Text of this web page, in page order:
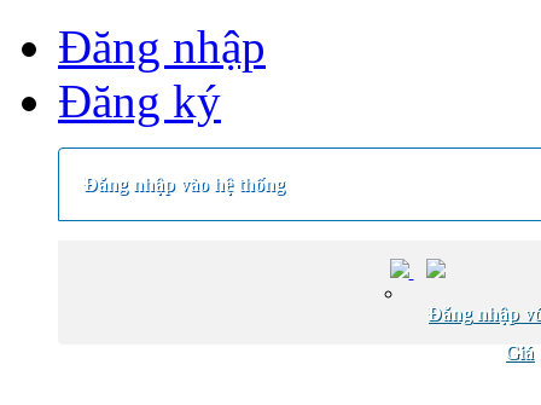
Đăng nhập
Đăng ký
Đăng nhập vào hệ thống
Đăng nhập
Giá